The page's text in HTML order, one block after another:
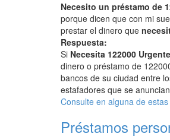
Necesito un préstamo de
porque dicen que con mi
prestar el dinero que
Respuesta:
Si Necesita 122000
dinero o préstamo de
bancos de su ciudad entre
estafadores que se
Consulte en alguna de
Préstamos